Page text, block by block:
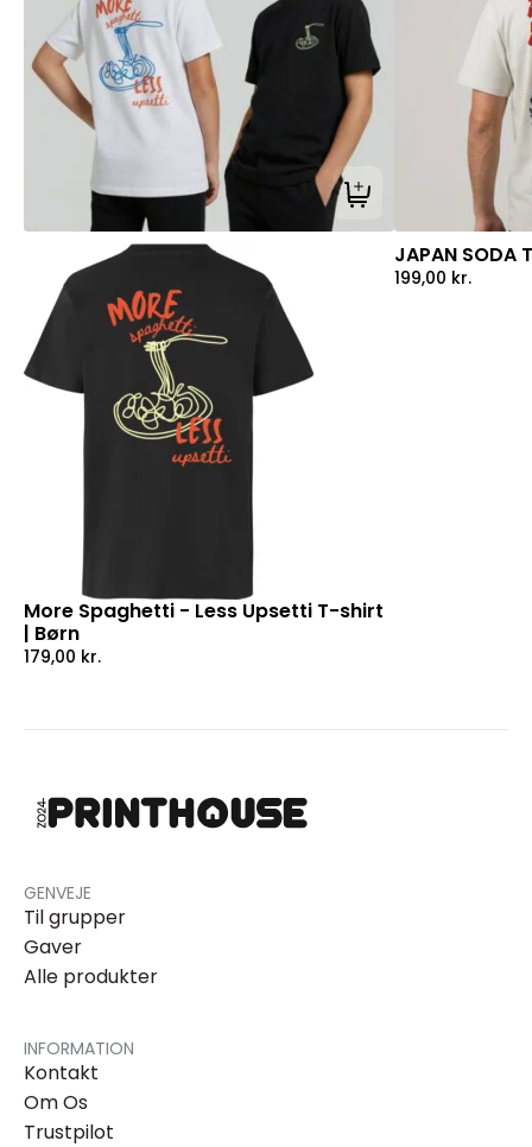
Tilføj til kurv
More Spaghetti - Less Upsetti T-shirt
| Børn
179,00 kr.
JAPAN SODA
199,00 kr.
GENVEJE
Til grupper
Gaver
Alle produkter
INFORMATION
Kontakt
Om Os
Trustpilot